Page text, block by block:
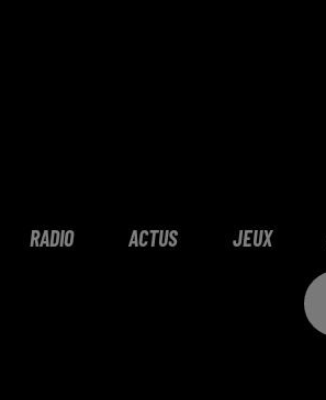
RADIO ACTUS JEUX